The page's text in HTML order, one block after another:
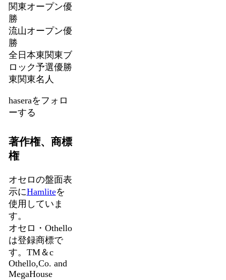
関東オープン優
勝
流山オープン優
勝
全日本東関東ブ
ロック予選優勝
東関東名人
haseraをフォロ
ーする
著作権、商標
権
オセロの盤面表
示にHamliteを
使用していま
す。
オセロ・Othello
は登録商標で
す。TM＆c
Othello,Co. and
MegaHouse